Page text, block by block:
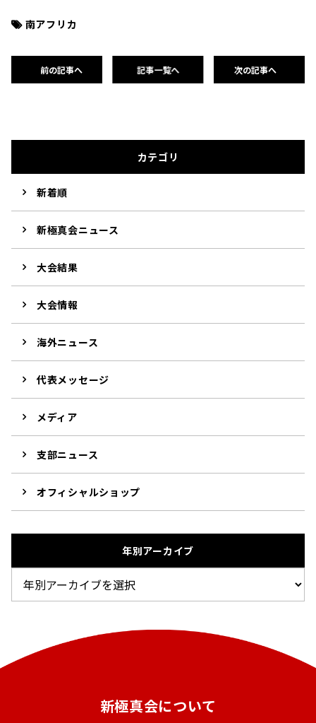
南アフリカ
前の記事へ 記事一覧へ 次の記事へ
カテゴリ
新着順
新極真会ニュース
大会結果
大会情報
海外ニュース
代表メッセージ
メディア
支部ニュース
オフィシャルショップ
年別アーカイブ
新極真会について